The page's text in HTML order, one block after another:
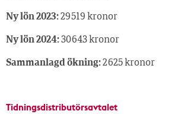
Ny lön 2023:29 519 kronor
Ny lön 2024:30 643 kronor
Sammanlagd ökning:2 625 kronor
Tidningsdistributörsavtalet